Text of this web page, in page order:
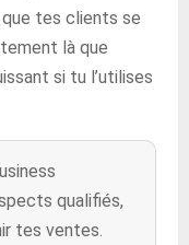
tes clients se
là que
si tu l’utilises
qualifiés,
tes ventes.